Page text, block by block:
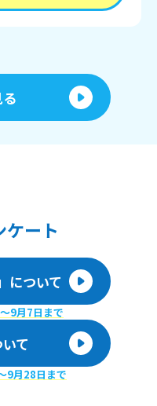
ケート
について
9月7日まで
て
9月28日まで